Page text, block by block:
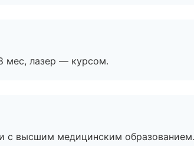
мес, лазер — курсом.
с высшим медицинским образованием.